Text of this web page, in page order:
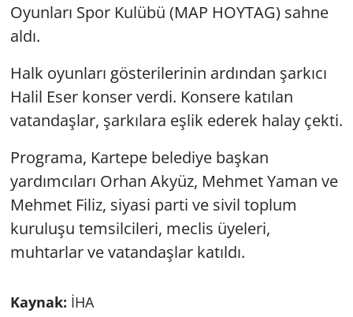
Oyunları Spor Kulübü (MAP HOYTAG) sahne
aldı.
Halk oyunları gösterilerinin ardından şarkıcı
Halil Eser konser verdi. Konsere katılan
vatandaşlar, şarkılara eşlik ederek halay çekti.
Programa, Kartepe belediye başkan
yardımcıları Orhan Akyüz, Mehmet Yaman ve
Mehmet Filiz, siyasi parti ve sivil toplum
kuruluşu temsilcileri, meclis üyeleri,
muhtarlar ve vatandaşlar katıldı.
Kaynak: İHA